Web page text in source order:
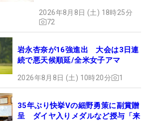
2026年8月8日 (土) 18時25分
72
岩永杏奈が16強進出 大会は3日連
続で悪天候順延/全米女子アマ
2026年8月8日 (土) 10時20分 1
35年ぶり快挙Vの細野勇策に副賞贈
呈 ダイヤ入りメダルなど授与「来